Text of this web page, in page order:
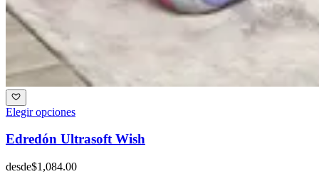
Elegir opciones
Edredón Ultrasoft Wish
desde$1,084.00